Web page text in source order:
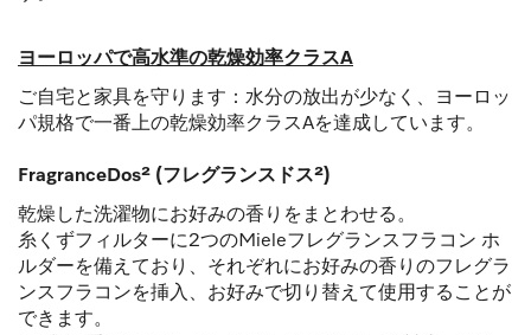
ヨーロッパで高水準の乾燥効率クラスA
ご自宅と家具を守ります：水分の放出が少なく、ヨーロッ
パ規格で一番上の乾燥効率クラスAを達成しています。
FragranceDos² (フレグランスドス²)
乾燥した洗濯物にお好みの香りをまとわせる。
糸くずフィルターに2つのMieleフレグランスフラコン ホ
ルダーを備えており、それぞれにお好みの香りのフレグラ
ンスフラコンを挿入、お好みで切り替えて使用することが
できます。